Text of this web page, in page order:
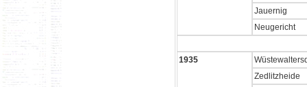
Jauernig
Neugericht
1935
Zedlitzheide